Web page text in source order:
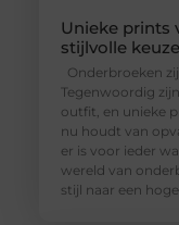
Unieke prints
stijlvolle keuze
Onderbroeken
Tegenwoordig
outfit, en unieke
nu houdt van
er is voor ieder
wereld van
stijl naar een